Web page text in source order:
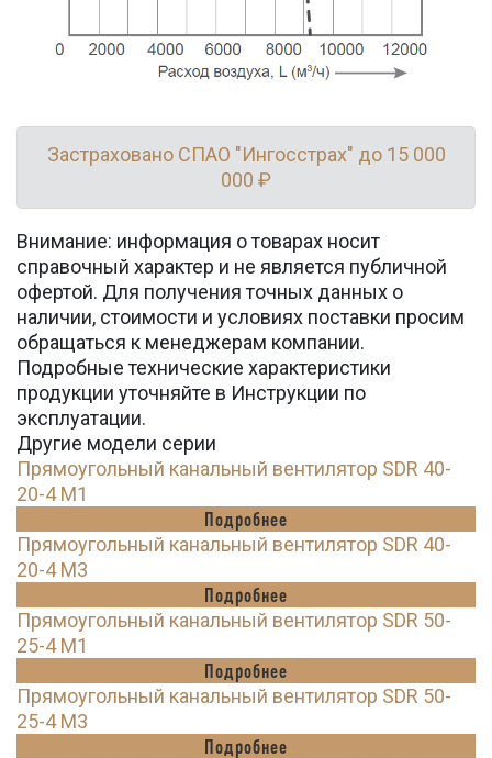
Застраховано СПАО "Ингосстрах" до 15 000
000 ₽
Внимание: информация о товарах носит
справочный характер и не является публичной
офертой. Для получения точных данных о
наличии, стоимости и условиях поставки просим
обращаться к менеджерам компании.
Подробные технические характеристики
продукции уточняйте в Инструкции по
эксплуатации.
Другие модели серии
Прямоугольный канальный вентилятор SDR 40-
20-4 M1
Подробнее
Прямоугольный канальный вентилятор SDR 40-
20-4 M3
Подробнее
Прямоугольный канальный вентилятор SDR 50-
25-4 M1
Подробнее
Прямоугольный канальный вентилятор SDR 50-
25-4 M3
Подробнее